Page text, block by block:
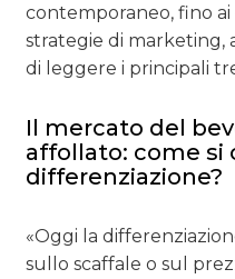
contemporaneo, fino
strategie di marketing,
di leggere i principali
Il mercato del
affollato: come si
differenziazione?
«Oggi la
sullo scaffale o sul